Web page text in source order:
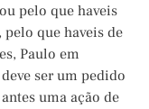
pelo que haveis
que haveis de
Paulo em
ser um pedido
uma ação de